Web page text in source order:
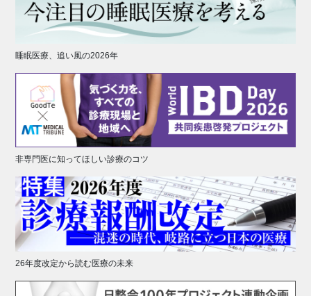
睡眠医療、追い風の2026年
非専門医に知ってほしい診療のコツ
26年度改定から読む医療の未来